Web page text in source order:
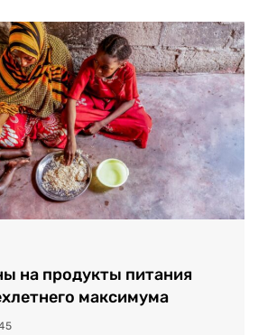
на продукты питания
максимума